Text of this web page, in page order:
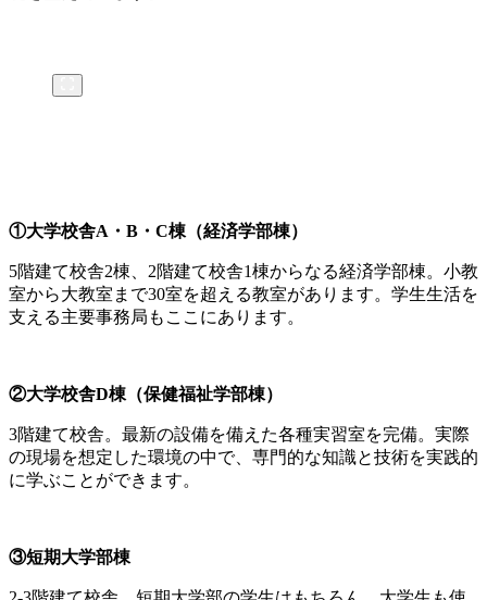
①大学校舎A・B・C棟（経済学部棟）
5階建て校舎2棟、2階建て校舎1棟からなる経済学部棟。小教
室から大教室まで30室を超える教室があります。学生生活を
支える主要事務局もここにあります。
②大学校舎D棟（保健福祉学部棟）
3階建て校舎。最新の設備を備えた各種実習室を完備。実際
の現場を想定した環境の中で、専門的な知識と技術を実践的
に学ぶことができます。
③短期大学部棟